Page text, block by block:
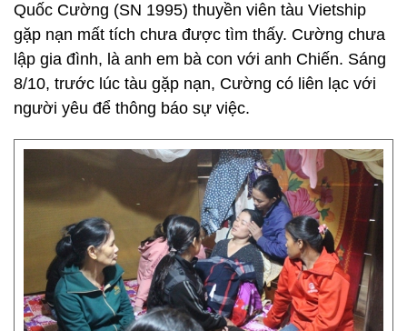
Quốc Cường (SN 1995) thuyền viên tàu Vietship
gặp nạn mất tích chưa được tìm thấy. Cường chưa
lập gia đình, là anh em bà con với anh Chiến. Sáng
8/10, trước lúc tàu gặp nạn, Cường có liên lạc với
người yêu để thông báo sự việc.